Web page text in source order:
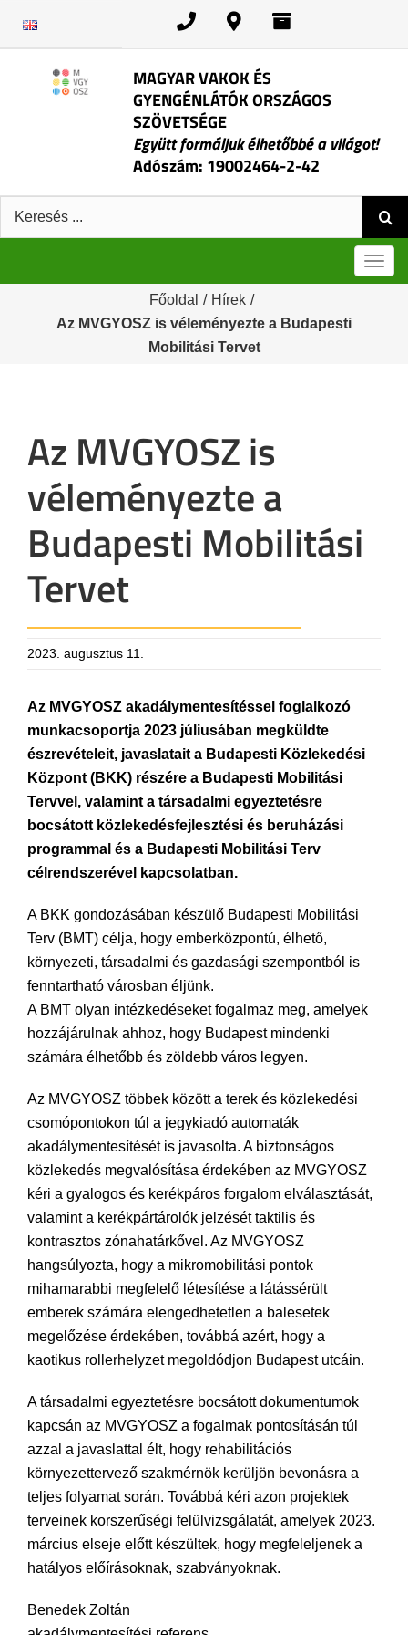
MAGYAR VAKOK ÉS
GYENGÉNLÁTÓK ORSZÁGOS
SZÖVETSÉGE
Együtt formáljuk élhetőbbé a világot!
Adószám: 19002464-2-42
Keresés:
Főoldal / Hírek /
Az MVGYOSZ is véleményezte a Budapesti
Mobilitási Tervet
Az MVGYOSZ is
véleményezte a
Budapesti Mobilitási
Tervet
2023. augusztus 11.
Az MVGYOSZ akadálymentesítéssel foglalkozó
munkacsoportja 2023 júliusában megküldte
észrevételeit, javaslatait a Budapesti Közlekedési
Központ (BKK) részére a Budapesti Mobilitási
Tervvel, valamint a társadalmi egyeztetésre
bocsátott közlekedésfejlesztési és beruházási
programmal és a Budapesti Mobilitási Terv
célrendszerével kapcsolatban.
A BKK gondozásában készülő Budapesti Mobilitási
Terv (BMT) célja, hogy emberközpontú, élhető,
környezeti, társadalmi és gazdasági szempontból is
fenntartható városban éljünk.
A BMT olyan intézkedéseket fogalmaz meg, amelyek
hozzájárulnak ahhoz, hogy Budapest mindenki
számára élhetőbb és zöldebb város legyen.
Az MVGYOSZ többek között a terek és közlekedési
csomópontokon túl a jegykiadó automaták
akadálymentesítését is javasolta. A biztonságos
közlekedés megvalósítása érdekében az MVGYOSZ
kéri a gyalogos és kerékpáros forgalom elválasztását,
valamint a kerékpártárolók jelzését taktilis és
kontrasztos zónahatárkővel. Az MVGYOSZ
hangsúlyozta, hogy a mikromobilitási pontok
mihamarabbi megfelelő létesítése a látássérült
emberek számára elengedhetetlen a balesetek
megelőzése érdekében, továbbá azért, hogy a
kaotikus rollerhelyzet megoldódjon Budapest utcáin.
A társadalmi egyeztetésre bocsátott dokumentumok
kapcsán az MVGYOSZ a fogalmak pontosításán túl
azzal a javaslattal élt, hogy rehabilitációs
környezettervező szakmérnök kerüljön bevonásra a
teljes folyamat során. Továbbá kéri azon projektek
terveinek korszerűségi felülvizsgálatát, amelyek 2023.
március elseje előtt készültek, hogy megfeleljenek a
hatályos előírásoknak, szabványoknak.
Benedek Zoltán